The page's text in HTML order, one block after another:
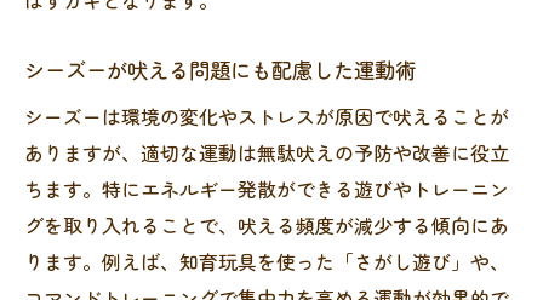
シーズーが吠える問題にも配慮した運動術
シーズーは環境の変化やストレスが原因で吠えることが
ありますが、適切な運動は無駄吠えの予防や改善に役立
ちます。特にエネルギー発散ができる遊びやトレーニン
グを取り入れることで、吠える頻度が減少する傾向にあ
ります。例えば、知育玩具を使った「さがし遊び」や、